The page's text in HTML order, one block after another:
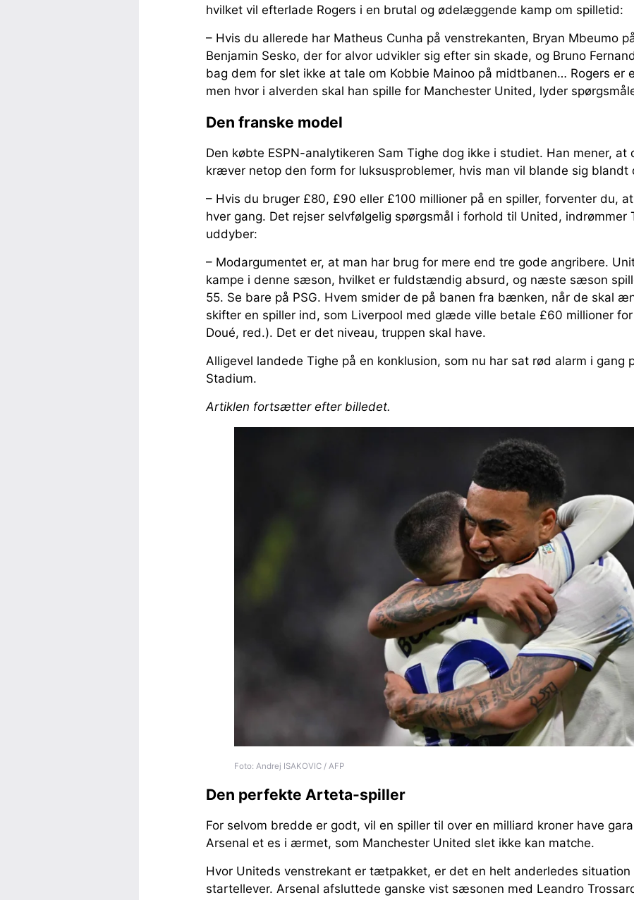
hvilket vil efterlade Rogers i en brutal og ødelæggende kamp om spilletid:
– Hvis du allerede har Matheus Cunha på venstrekanten, Bryan Mbeumo
Benjamin Sesko, der for alvor udvikler sig efter sin skade, og Bruno
bag dem for slet ikke at tale om Kobbie Mainoo på midtbanen… Rogers er
men hvor i alverden skal han spille for Manchester United, lyder
Den franske model
Den købte ESPN-analytikeren Sam Tighe dog ikke i studiet. Han mener, at
kræver netop den form for luksusproblemer, hvis man vil blande sig blandt
– Hvis du bruger £80, £90 eller £100 millioner på en spiller, forventer du,
hver gang. Det rejser selvfølgelig spørgsmål i forhold til United, indrømmer
uddyber:
– Modargumentet er, at man har brug for mere end tre gode angribere.
kampe i denne sæson, hvilket er fuldstændig absurd, og næste sæson
55. Se bare på PSG. Hvem smider de på banen fra bænken, når de skal
skifter en spiller ind, som Liverpool med glæde ville betale £60 millioner for
Doué, red.). Det er det niveau, truppen skal have.
Alligevel landede Tighe på en konklusion, som nu har sat rød alarm i gang
Stadium.
Artiklen fortsætter efter billedet.
Foto: Andrej ISAKOVIC / AFP
Den perfekte Arteta-spiller
For selvom bredde er godt, vil en spiller til over en milliard kroner have
Arsenal et es i ærmet, som Manchester United slet ikke kan matche.
Hvor Uniteds venstrekant er tætpakket, er det en helt anderledes situation
startellever. Arsenal afsluttede ganske vist sæsonen med Leandro